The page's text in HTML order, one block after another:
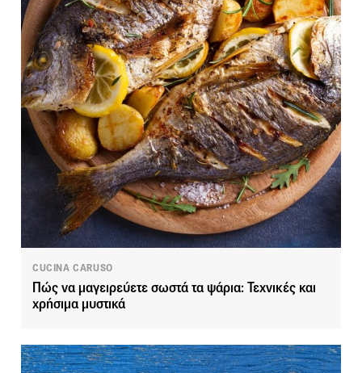
CUCINA CARUSO
Πώς να μαγειρεύετε σωστά τα ψάρια: Τεχνικές και
χρήσιμα μυστικά